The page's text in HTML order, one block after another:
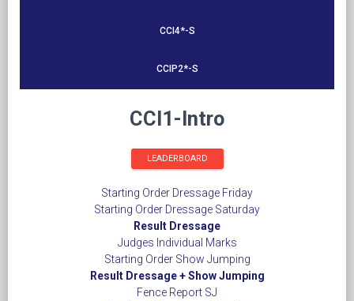
CCI4*-S
CCIP2*-S
CCI1-Intro
LEADERBOARD
Starting Order Dressage Friday
Starting Order Dressage Saturday
Result Dressage
Judges Individual Marks
Starting Order Show Jumping
Result Dressage + Show Jumping
Fence Report SJ